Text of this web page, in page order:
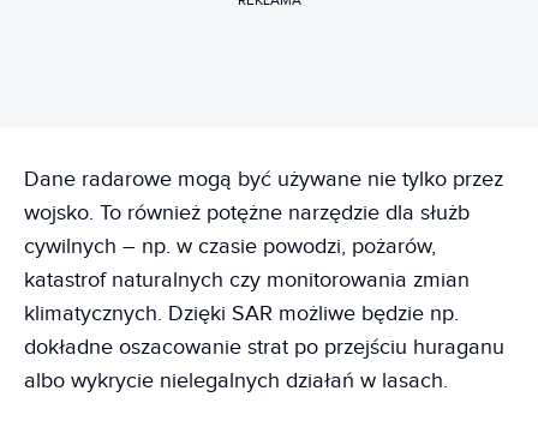
Dane radarowe mogą być używane nie tylko przez
wojsko. To również potężne narzędzie dla służb
cywilnych – np. w czasie powodzi, pożarów,
katastrof naturalnych czy monitorowania zmian
klimatycznych. Dzięki SAR możliwe będzie np.
dokładne oszacowanie strat po przejściu huraganu
albo wykrycie nielegalnych działań w lasach.